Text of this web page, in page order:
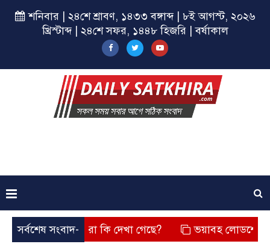
শনিবার | ২৪শে শ্রাবণ, ১৪৩৩ বঙ্গাব্দ | ৮ই আগস্ট, ২০২৬
খ্রিস্টাব্দ | ২৪শে সফর, ১৪৪৮ হিজরি | বর্ষাকাল
সর্বশেষ সংবাদ-
তার চেহারা কি দেখা গেছে? ভয়াবহ লোডশেডিং, বিদ্যুত